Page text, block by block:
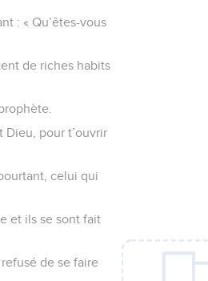
: « Qu’êtes-vous
de riches habits
Dieu, pour t’ouvrir
celui qui
et ils se sont fait
de se faire